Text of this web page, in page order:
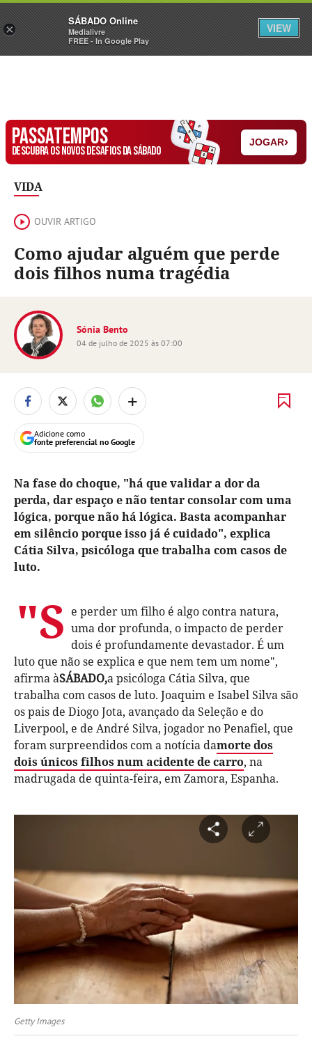
Sábado Assine Iniciar Sessão
PASSATEMPOS
DESCUBRA OS NOVOS DESAFIOS DA SÁBADO
JOGAR›
VIDA
OUVIR ARTIGO
Como ajudar alguém que perde
dois filhos numa tragédia
Sónia Bento
04 de julho de 2025 às 07:00
+
Adicione como
fonte preferencial no Google
Na fase do choque, "há que validar a dor da
perda, dar espaço e não tentar consolar com uma
lógica, porque não há lógica. Basta acompanhar
em silêncio porque isso já é cuidado", explica
Cátia Silva, psicóloga que trabalha com casos de
luto.
"S e perder um filho é algo contra natura,
uma dor profunda, o impacto de perder
dois é profundamente devastador. É um
luto que não se explica e que nem tem um nome",
afirma àSÁBADO,a psicóloga Cátia Silva, que
trabalha com casos de luto. Joaquim e Isabel Silva são
os pais de Diogo Jota, avançado da Seleção e do
Liverpool, e de André Silva, jogador no Penafiel, que
foram surpreendidos com a notícia damorte dos
dois únicos filhos num acidente de carro, na
madrugada de quinta-feira, em Zamora, Espanha.
Getty Images
×
SÁBADO Online
Medialivre
FREE - In Google Play
VIEW